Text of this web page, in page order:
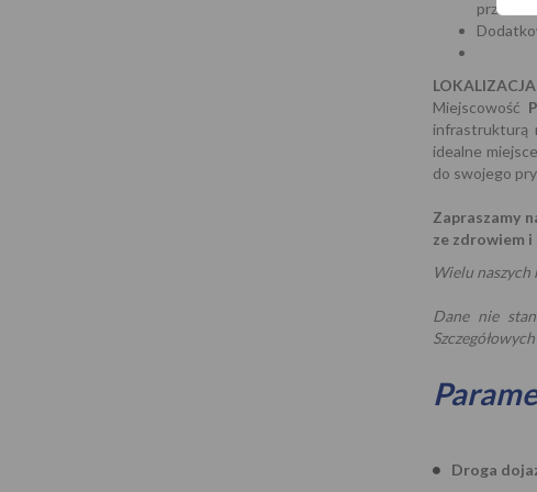
przez
LOKALIZACJA
Miejscowość
infrastrukturą
idealne
do swojego
Zapraszamy
ze zdrowiem i
Wielu naszych
Dane nie
Droga